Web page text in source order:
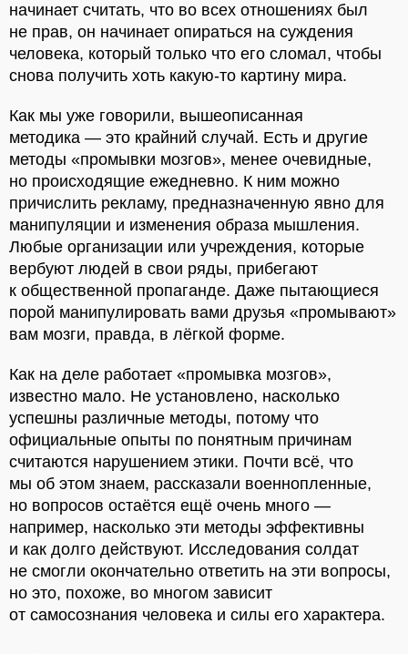
начинает считать, что во всех отношениях был
не прав, он начинает опираться на суждения
человека, который только что его сломал, чтобы
снова получить хоть какую-то картину мира.
Как мы уже говорили, вышеописанная
методика — это крайний случай. Есть и другие
методы «промывки мозгов», менее очевидные,
но происходящие ежедневно. К ним можно
причислить рекламу, предназначенную явно для
манипуляции и изменения образа мышления.
Любые организации или учреждения, которые
вербуют людей в свои ряды, прибегают
к общественной пропаганде. Даже пытающиеся
порой манипулировать вами друзья «промывают»
вам мозги, правда, в лёгкой форме.
Как на деле работает «промывка мозгов»,
известно мало. Не установлено, насколько
успешны различные методы, потому что
официальные опыты по понятным причинам
считаются нарушением этики. Почти всё, что
мы об этом знаем, рассказали военнопленные,
но вопросов остаётся ещё очень много —
например, насколько эти методы эффективны
и как долго действуют. Исследования солдат
не смогли окончательно ответить на эти вопросы,
но это, похоже, во многом зависит
от самосознания человека и силы его характера.